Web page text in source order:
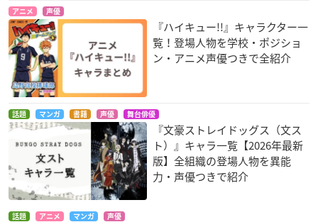
アニメ 声優
『ハイキュー!!』キャラクター一
覧！登場人物を学校・ポジショ
ン・アニメ声優つきで全紹介
話題 マンガ 書籍 声優 舞台俳優
『文豪ストレイドッグス（文ス
ト）』キャラ一覧【2026年最新
版】全組織の登場人物を異能
力・声優つきで紹介
話題 アニメ マンガ 声優